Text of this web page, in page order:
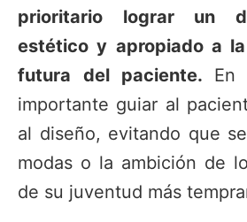
prioritario lograr un
estético y apropiado a
futura del paciente. En
importante guiar al
al diseño, evitando que
modas o la ambición de
de su juventud más